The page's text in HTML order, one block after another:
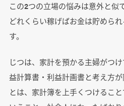
この2つの立場の悩みは意外と似
どれくらい稼げばお金は貯めら
す。
じつは、家計を預かる主婦がつ
益計算書・利益計画書と考え方
とは、家計簿を上手くつけるこ